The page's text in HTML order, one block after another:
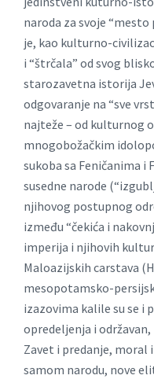
naroda za svoje
je, kao kulturno-
i “štrčala” od svog
starozavetna istorija
odgovaranje na “sve
najteže – od kulturnog
mnogobožačkim
sukoba sa Feničanima
susedne narode
njihovog postupnog
između “čekića i
imperija i njihovih
Maloazijskih carstava
mesopotamsko-
izazovima kalile su se i
opredeljenja i
Zavet i predanje, moral
samom narodu, nove